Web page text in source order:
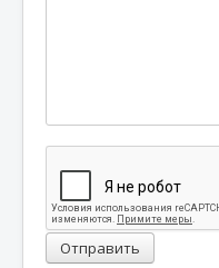
Отправить